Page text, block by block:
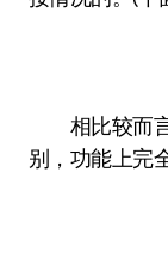
相比较而言
别，功能上完